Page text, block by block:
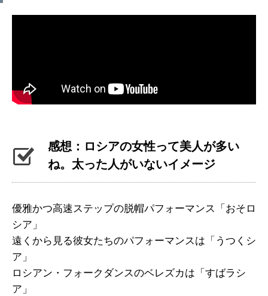
感想：ロシアの女性って美人が多い
ね。太った人がいないイメージ
優雅かつ高速ステップの脱帽パフォーマンス「おそロ
シア」
遠くから見る彼女たちのパフォーマンスは「うつくシ
ア」
ロシアン・フォークダンスのベレズカは「すばラシ
ア」